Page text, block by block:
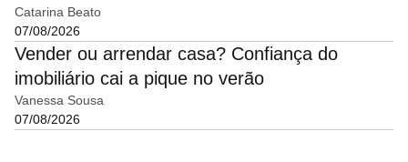
Catarina Beato
07/08/2026
Vender ou arrendar casa? Confiança do
imobiliário cai a pique no verão
Vanessa Sousa
07/08/2026